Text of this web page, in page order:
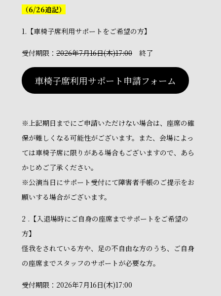
（6/26追記）
1.【車椅子席利用サポートをご希望の方】
受付期限： 2026年7月16日(木)17:00 終了
車椅子席利用サポート申請フォーム
※上記期日までにご申請いただけない場合は、座席の確
保が難しくなる可能性がございます。また、会場によっ
ては車椅子席に限りがある場合もございますので、あら
かじめご了承ください。
※公演当日にサポート受付にて障害者手帳のご提示をお
願いする場合がございます。
2 .【入退場時にご自身の座席までサポートをご希望の
方】
怪我をされている方や、足の不自由な方のうち、ご自身
の座席までスタッフのサポートが必要な方。
受付期限：2026年7月16日(木)17:00